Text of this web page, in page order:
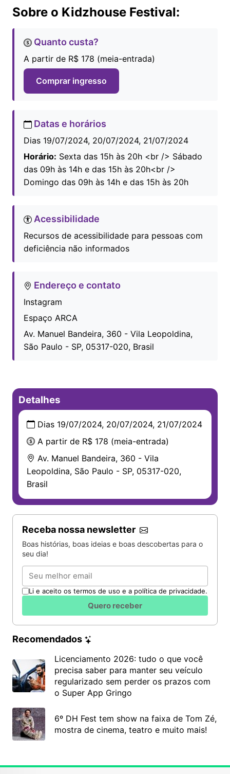
Sobre o Kidzhouse Festival:
Quanto custa?
A partir de R$ 178 (meia-entrada)
Comprar ingresso
Datas e horários
Dias 19/07/2024, 20/07/2024, 21/07/2024
Horário: Sexta das 15h às 20h <br /> Sábado
das 09h às 14h e das 15h às 20h<br />
Domingo das 09h às 14h e das 15h às 20h
Acessibilidade
Recursos de acessibilidade para pessoas com
deficiência não informados
Endereço e contato
Instagram
Espaço ARCA
Av. Manuel Bandeira, 360 - Vila Leopoldina,
São Paulo - SP, 05317-020, Brasil
Detalhes
Dias 19/07/2024, 20/07/2024, 21/07/2024
A partir de R$ 178 (meia-entrada)
Av. Manuel Bandeira, 360 - Vila
Leopoldina, São Paulo - SP, 05317-020,
Brasil
Receba nossa newsletter
Boas histórias, boas ideias e boas descobertas para o
seu dia!
Email
Li e aceito os termos de uso e a política de privacidade.
Quero receber
Recomendados
Licenciamento 2026: tudo o que você
precisa saber para manter seu veículo
regularizado sem perder os prazos com
o Super App Gringo
6º DH Fest tem show na faixa de Tom Zé,
mostra de cinema, teatro e muito mais!